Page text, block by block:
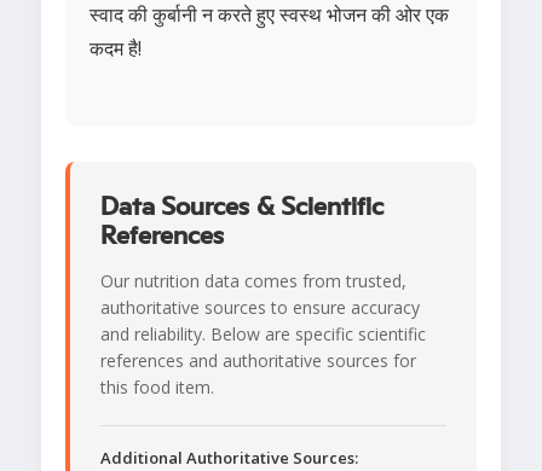
स्वाद की कुर्बानी न करते हुए स्वस्थ भोजन की ओर एक
कदम है!
Data Sources & Scientific
References
Our nutrition data comes from trusted,
authoritative sources to ensure accuracy
and reliability. Below are specific scientific
references and authoritative sources for
this food item.
Additional Authoritative Sources: